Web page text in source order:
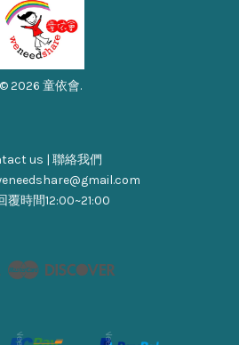
© 2026 童依會.
us | 聯絡我們
覆時間12:00~21:00
Visa Master